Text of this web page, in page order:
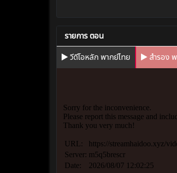
รายการ ตอน
วีดีโอหลัก พากย์ไทย
สำรอง